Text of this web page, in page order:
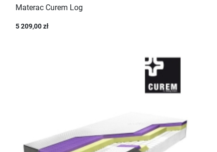
Materac Curem Log
5 209,00 zł